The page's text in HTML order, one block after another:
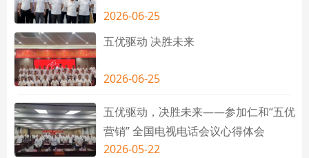
2026-06-25
五优驱动 决胜未来
2026-06-25
五优驱动，决胜未来——参加仁和“五优
营销” 全国电视电话会议心得体会
2026-05-22